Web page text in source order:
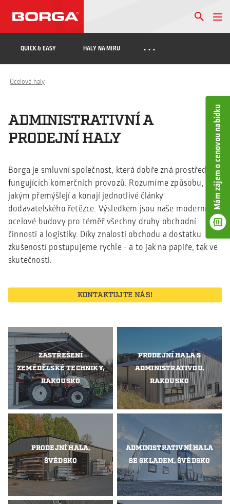
Mám zájem o cenovou nabídku
QUICK & EASY HALY NA MÍRU …
Ocelové haly
ADMINISTRATIVNÍ A
PRODEJNÍ HALY
Borga je smluvní společnost, která dobře zná prostředí
fungujících komerčních provozů. Rozumíme způsobu,
jakým přemýšlejí a konají jednotlivé články
dodavatelského řetězce. Výsledkem jsou naše moderní
ocelové budovy pro téměř všechny druhy obchodní
činnosti a logistiky. Díky znalosti obchodu a dostatku
zkušeností postupujeme rychle - a to jak na papíře, tak ve
skutečnosti.
KONTAKTUJTE NÁS!
ZASTŘEŠENÍ
ZEMĚDĚLSKÉ TECHNIKY,
RAKOUSKO
PRODEJNÍ HALA S
ADMINISTRATIVOU,
RAKOUSKO
PRODEJNÍ HALA,
ŠVÉDSKO
ADMINISTRATIVNÍ HALA
SE SKLADEM, ŠVÉDSKO